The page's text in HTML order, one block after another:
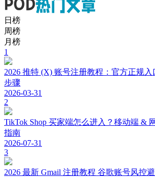
日榜
周榜
月榜
1
2026 推特 (X) 账号注册教程：官方正规
步骤
2026-03-31
2
TikTok Shop 买家端怎么进入？移动端 &
指南
2026-07-31
3
2026 最新 Gmail 注册教程 谷歌账号风控